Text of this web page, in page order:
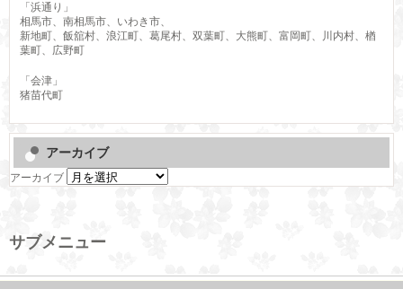
「浜通り」
相馬市、南相馬市、いわき市、
新地町、飯舘村、浪江町、葛尾村、双葉町、大熊町、富岡町、川内村、楢
葉町、広野町
「会津」
猪苗代町
アーカイブ
アーカイブ
サブメニュー